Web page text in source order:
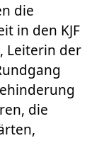
die
in den KJF
Leiterin der
die